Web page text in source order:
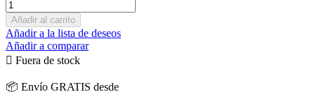
Añadir al carrito
Añadir a la lista de deseos
Añadir a comparar
 Fuera de stock
📦 Envío GRATIS desde